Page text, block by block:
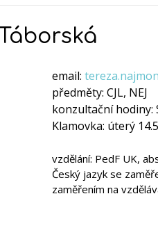
email:
předměty: CJL, NEJ
konzultační hodiny:
Klamovka: úterý
vzdělání: PedF UK,
Český jazyk se
zaměřením na